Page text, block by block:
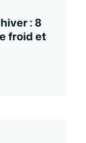
: 8
froid et